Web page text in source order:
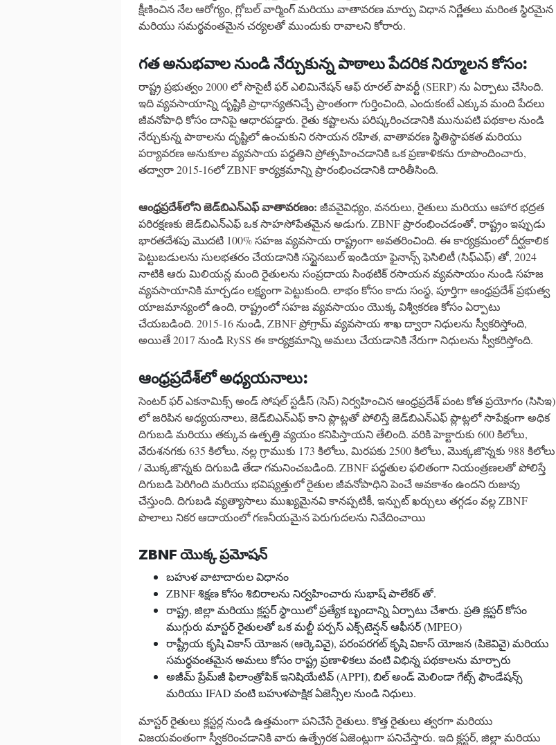
క్షీణించిన నేల ఆరోగ్యం, గ్లోబల్ వార్మింగ్ మరియు వాతావరణ మార్పు విధాన నిర్ణేతలు మరింత స్థిరమైన
మరియు సమర్థవంతమైన చర్యలతో ముందుకు రావాలని కోరారు.
గతఅనుభవాలనుండినేర్చుకున్నపాఠాలుపేదరికనిర్మూలనకోసం:
రాష్ట్ర ప్రభుత్వం 2000 లో సొసైటీ ఫర్ ఎలిమినేషన్ ఆఫ్ రూరల్ పావర్టీ (SERP) ను ఏర్పాటు చేసింది.
ఇది వ్యవసాయాన్ని దృష్టికి ప్రాధాన్యతనిచ్చే ప్రాంతంగా గుర్తించింది, ఎందుకంటే ఎక్కువ మంది పేదలు
జీవనోపాధి కోసం దానిపై ఆధారపడ్డారు. రైతు కష్టాలను పరిష్కరించడానికి మునుపటి పథకాల నుండి
నేర్చుకున్న పాఠాలను దృష్టిలో ఉంచుకుని రసాయన రహిత, వాతావరణ స్థితిస్థాపకత మరియు
పర్యావరణ అనుకూల వ్యవసాయ పద్ధతిని ప్రోత్సహించడానికి ఒక ప్రణాళికను రూపొందించారు,
తద్వారా 2015-16లో ZBNF కార్యక్రమాన్ని ప్రారంభించడానికి దారితీసింది.
ఆంధ్రప్రదేశ్లోనిజెడ్బిఎన్ఎఫ్వాతావరణం: జీవవైవిధ్యం, వనరులు, రైతులు మరియు ఆహార భద్రత
పరిరక్షణకు జెడ్‌బిఎన్ఎఫ్ ఒక సాహసోపేతమైన అడుగు. ZBNF ప్రారంభించడంతో, రాష్ట్రం ఇప్పుడు
భారతదేశపు మొదటి 100% సహజ వ్యవసాయ రాష్ట్రంగా అవతరించింది. ఈ కార్యక్రమంలో దీర్ఘకాలిక
పెట్టుబడులను సులభతరం చేయడానికి సస్టైనబుల్ ఇండియా ఫైనాన్స్ ఫెసిలిటీ (సిఫ్ఎఫ్) తో, 2024
నాటికి ఆరు మిలియన్ల మంది రైతులను సంప్రదాయ సింథటిక్ రసాయన వ్యవసాయం నుండి సహజ
వ్యవసాయానికి మార్చడం లక్ష్యంగా పెట్టుకుంది. లాభం కోసం కాదు సంస్థ, పూర్తిగా ఆంధ్రప్రదేశ్ ప్రభుత్వ
యాజమాన్యంలో ఉంది, రాష్ట్రంలో సహజ వ్యవసాయం యొక్క విశ్వీకరణ కోసం ఏర్పాటు
చేయబడింది. 2015-16 నుండి, ZBNF ప్రోగ్రామ్ వ్యవసాయ శాఖ ద్వారా నిధులను స్వీకరిస్తోంది,
అయితే 2017 నుండి RySS ఈ కార్యక్రమాన్ని అమలు చేయడానికి నేరుగా నిధులను స్వీకరిస్తోంది.
ఆంధ్రప్రదేశ్లోఅధ్యయనాలు:
సెంటర్ ఫర్ ఎకనామిక్స్ అండ్ సోషల్ స్టడీస్ (సెస్) నిర్వహించిన ఆంధ్రప్రదేశ్ పంట కోత ప్రయోగం (సిసిఇ)
లో జరిపిన అధ్యయనాలు, జెడ్‌బిఎన్ఎఫ్ కాని ప్లాట్లతో పోలిస్తే జెడ్‌బిఎన్ఎఫ్ ప్లాట్లలో సాపేక్షంగా అధిక
దిగుబడి మరియు తక్కువ ఉత్పత్తి వ్యయం కనిపిస్తాయని తేలింది. వరికి హెక్టారుకు 600 కిలోలు,
వేరుశనగకు 635 కిలోలు, నల్ల గ్రాముకు 173 కిలోలు, మిరపకు 2500 కిలోలు, మొక్కజొన్నకు 988 కిలోలు
/ మొక్కజొన్నకు దిగుబడి తేడా గమనించబడింది. ZBNF పద్ధతుల ఫలితంగా నియంత్రణలతో పోలిస్తే
దిగుబడి పెరిగింది మరియు భవిష్యత్తులో రైతుల జీవనోపాధిని పెంచే అవకాశం ఉందని రుజువు
చేస్తుంది. దిగుబడి వ్యత్యాసాలు ముఖ్యమైనవి కానప్పటికీ, ఇన్పుట్ ఖర్చులు తగ్గడం వల్ల ZBNF
పొలాలు నికర ఆదాయంలో గణనీయమైన పెరుగుదలను నివేదించాయి
ZBNF యొక్కప్రమోషన్
బహుళ వాటాదారుల విధానం
ZBNF శిక్షణ కోసం శిబిరాలను నిర్వహించారు సుభాష్ పాలేకర్ తో.
రాష్ట్ర, జిల్లా మరియు క్లస్టర్ స్థాయిలో ప్రత్యేక బృందాన్ని ఏర్పాటు చేశారు. ప్రతి క్లస్టర్ కోసం
ముగ్గురు మాస్టర్ రైతులతో ఒక మల్టీ పర్పస్ ఎక్స్‌టెన్షన్ ఆఫీసర్ (MPEO)
రాష్ట్రీయ కృషి వికాస్ యోజన (ఆర్కెవివై), పరంపరగట్ కృషి వికాస్ యోజన (పికెవివై) మరియు
సమర్థవంతమైన అమలు కోసం రాష్ట్ర ప్రణాళికలు వంటి విభిన్న పథకాలను మార్చారు
అజీమ్ ప్రేమ్‌జీ ఫిలాంత్రోపిక్ ఇనిషియేటివ్ (APPI), బిల్ అండ్ మెలిండా గేట్స్ ఫౌండేషన్స్
మరియు IFAD వంటి బహుళపాక్షిక ఏజెన్సీల నుండి నిధులు.
మాస్టర్ రైతులు క్లస్టర్ల నుండి ఉత్తమంగా పనిచేసే రైతులు. కొత్త రైతులు త్వరగా మరియు
విజయవంతంగా స్వీకరించడానికి వారు ఉత్ప్రేరక ఏజెంట్లుగా పనిచేస్తారు. ఇది క్లస్టర్, జిల్లా మరియు